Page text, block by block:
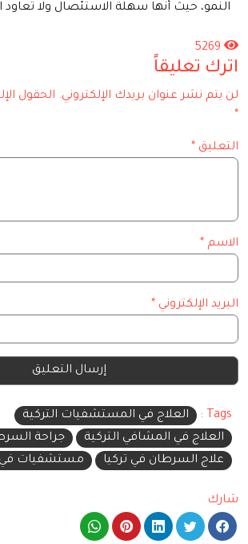
النمو، حيث أنها سهلة الاستئصال ولا تعاود
5269
اترك تعليقاً
لن يتم نشر عنوان بريدك الإلكتروني. الحقول
*
التعليق *
الاسم *
البريد الإلكتروني *
Tags :
العلاج في المستشفيات التركية
العلاج في المشافي التركية
جراحة
علاج السرطان في تركيا
مستشفيات في
شارك